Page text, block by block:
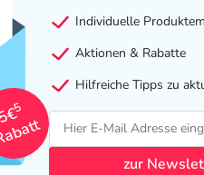
5
Individuelle
Aktionen & Rabatte
Hilfreiche Tipps zu
zur